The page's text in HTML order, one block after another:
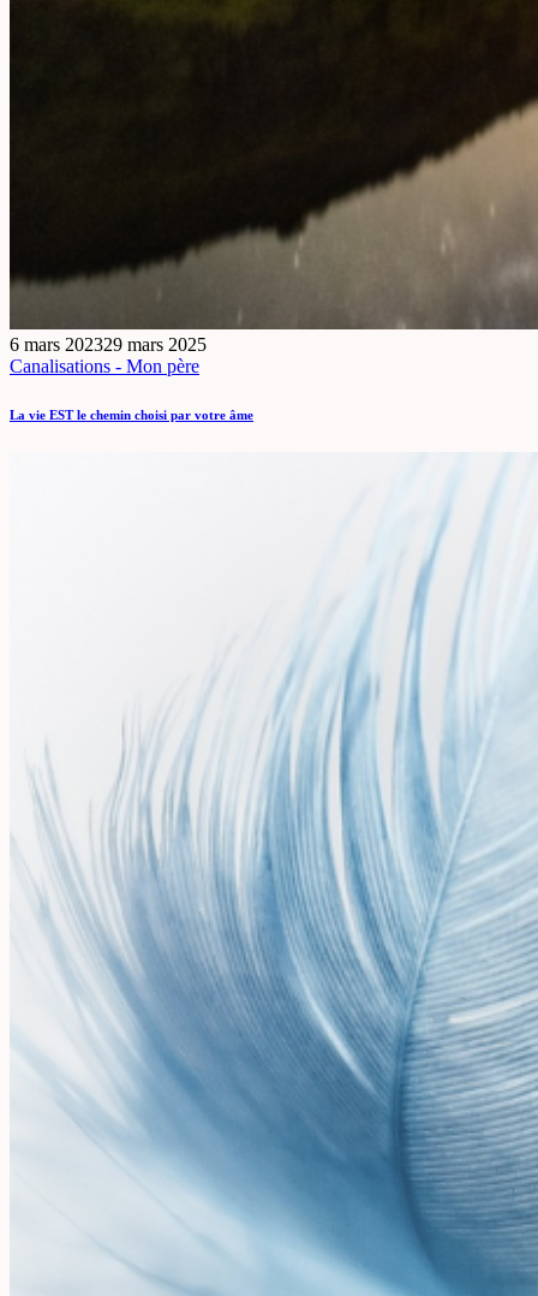
6 mars 202329 mars 2025
Canalisations - Mon père
La vie EST le chemin choisi par votre âme